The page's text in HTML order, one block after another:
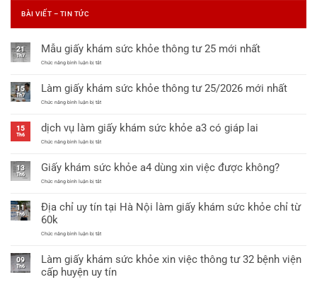
BÀI VIẾT – TIN TỨC
21
Th7
Mẫu giấy khám sức khỏe thông tư 25 mới nhất
Chức năng bình luận bị tắtở
khám
sức
khỏe
25
mới
nhất
15
Th7
Làm giấy khám sức khỏe thông tư 25/2026 mới nhất
Chức năng bình luận bị tắtở
khám
sức
khỏe
25/2026
mới
nhất
15
Th6
dịch vụ làm giấy khám sức khỏe a3 có giáp lai
Chức năng bình luận bị tắtở
làm
giấy
khám
a3
có
13
Th6
Giấy khám sức khỏe a4 dùng xin việc được không?
Chức năng bình luận bị tắtở
sức
khỏe
xin
không?
11
Th6
Địa chỉ uy tín tại Hà Nội làm giấy khám sức khỏe chỉ từ
60k
Chức năng bình luận bị tắtở
uy
tín
tại
09
Th6
Làm giấy khám sức khỏe xin việc thông tư 32 bệnh viện
cấp huyện uy tín